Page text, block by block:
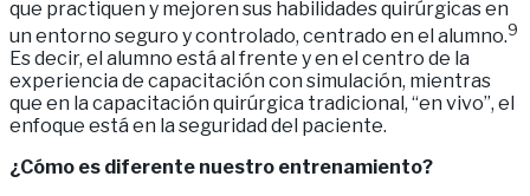
que practiquen y mejoren sus habilidades quirúrgicas en
un entorno seguro y controlado, centrado en el alumno.9
Es decir, el alumno está al frente y en el centro de la
experiencia de capacitación con simulación, mientras
que en la capacitación quirúrgica tradicional, “en vivo”, el
enfoque está en la seguridad del paciente.
¿Cómo es diferente nuestro entrenamiento?